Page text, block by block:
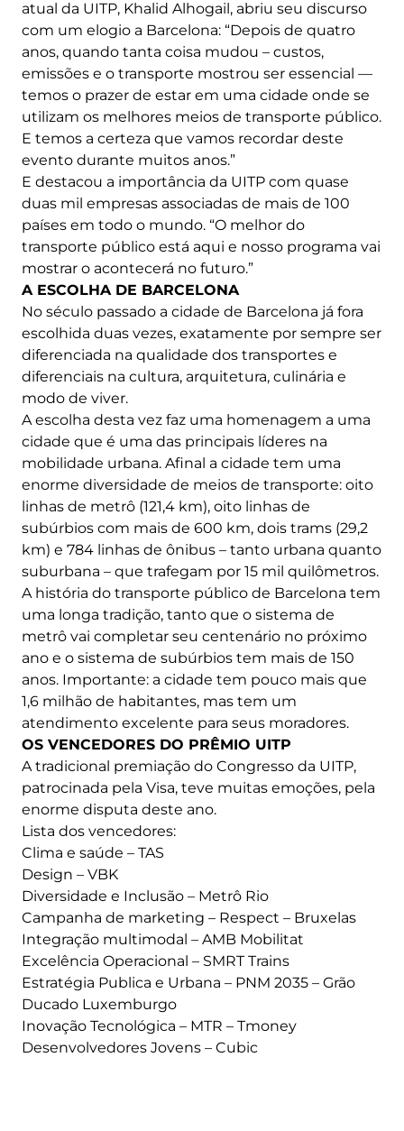
atual da UITP, Khalid Alhogail, abriu seu discurso
com um elogio a Barcelona: “Depois de quatro
anos, quando tanta coisa mudou – custos,
emissões e o transporte mostrou ser essencial —
temos o prazer de estar em uma cidade onde se
utilizam os melhores meios de transporte público.
E temos a certeza que vamos recordar deste
evento durante muitos anos.”
E destacou a importância da UITP com quase
duas mil empresas associadas de mais de 100
países em todo o mundo. “O melhor do
transporte público está aqui e nosso programa vai
mostrar o acontecerá no futuro.”
A ESCOLHA DE BARCELONA
No século passado a cidade de Barcelona já fora
escolhida duas vezes, exatamente por sempre ser
diferenciada na qualidade dos transportes e
diferenciais na cultura, arquitetura, culinária e
modo de viver.
A escolha desta vez faz uma homenagem a uma
cidade que é uma das principais líderes na
mobilidade urbana. Afinal a cidade tem uma
enorme diversidade de meios de transporte: oito
linhas de metrô (121,4 km), oito linhas de
subúrbios com mais de 600 km, dois trams (29,2
km) e 784 linhas de ônibus – tanto urbana quanto
suburbana – que trafegam por 15 mil quilômetros.
A história do transporte público de Barcelona tem
uma longa tradição, tanto que o sistema de
metrô vai completar seu centenário no próximo
ano e o sistema de subúrbios tem mais de 150
anos. Importante: a cidade tem pouco mais que
1,6 milhão de habitantes, mas tem um
atendimento excelente para seus moradores.
OS VENCEDORES DO PRÊMIO UITP
A tradicional premiação do Congresso da UITP,
patrocinada pela Visa, teve muitas emoções, pela
enorme disputa deste ano.
Lista dos vencedores:
Clima e saúde – TAS
Design – VBK
Diversidade e Inclusão – Metrô Rio
Campanha de marketing – Respect – Bruxelas
Integração multimodal – AMB Mobilitat
Excelência Operacional – SMRT Trains
Estratégia Publica e Urbana – PNM 2035 – Grão
Ducado Luxemburgo
Inovação Tecnológica – MTR – Tmoney
Desenvolvedores Jovens – Cubic